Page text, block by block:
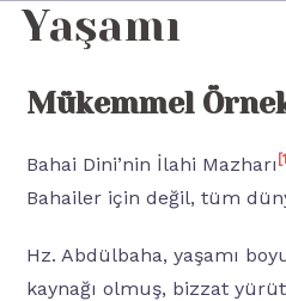
Yaşamı
Mükemmel
Bahai Dini’nin İlahi Mazharı [
Bahailer için değil, tüm
Hz. Abdülbaha, yaşamı
kaynağı olmuş, bizzat